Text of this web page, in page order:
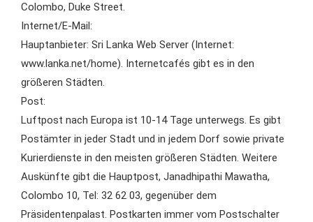
Colombo, Duke Street.
Internet/E-Mail:
Hauptanbieter: Sri Lanka Web Server (Internet:
www.lanka.net/home). Internetcafés gibt es in den
größeren Städten.
Post:
Luftpost nach Europa ist 10-14 Tage unterwegs. Es gibt
Postämter in jeder Stadt und in jedem Dorf sowie private
Kurierdienste in den meisten größeren Städten. Weitere
Auskünfte gibt die Hauptpost, Janadhipathi Mawatha,
Colombo 10, Tel: 32 62 03, gegenüber dem
Präsidentenpalast. Postkarten immer vom Postschalter